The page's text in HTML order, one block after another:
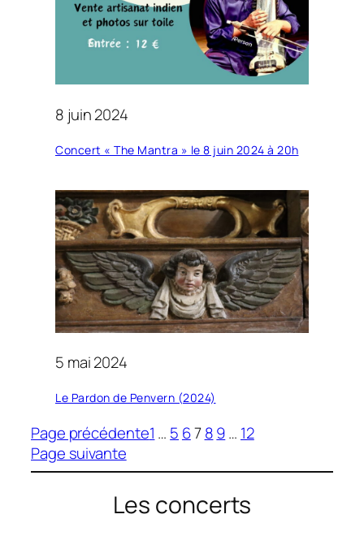
8 juin 2024
Concert « The Mantra » le 8 juin 2024 à 20h
5 mai 2024
Le Pardon de Penvern (2024)
Page précédente1 … 5 67 89… 12
Page suivante
Les concerts